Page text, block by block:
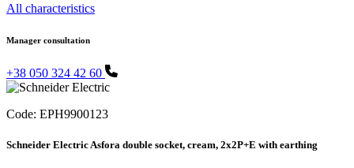
All characteristics
Manager consultation
+38 050 324 42 60
Code: EPH9900123
Schneider Electric Asfora double socket, cream, 2x2P+E with earthing